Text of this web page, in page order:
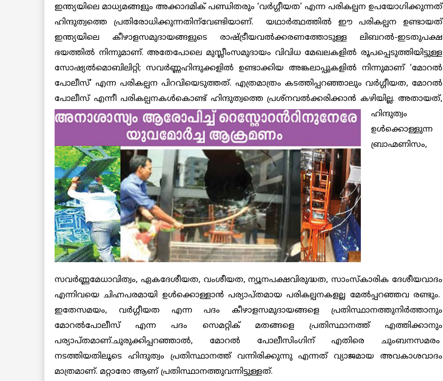
ഇന്ത്യയിലെ മാധ്യമങ്ങളും അക്കാദമിക് പണ്ഡിതരും ‘വര്‍ഗ്ഗീയത’ എന്ന പരികല്പന ഉപയോഗിക്കുന്നത്
ഹിന്ദുത്വത്തെ പ്രതിരോധിക്കുന്നതിന്‌വേണ്ടിയാണ്. യഥാര്‍ത്ഥത്തില്‍ ഈ പരികല്പന ഉണ്ടായത്
ഇന്ത്യയിലെ കീഴാളസമുദായങ്ങളുടെ രാഷ്ട്രീയവല്‍ക്കരണത്തോടുള്ള ലിബറല്‍-ഇടതുപക്ഷ
ഭയത്തില്‍ നിന്നുമാണ്. അതേപോലെ മുസ്ലീംസമുദായം വിവിധ മേഖലകളില്‍ രൂപപ്പെടുത്തിയിട്ടുള്ള
സോഷ്യല്‍മൊബിലിറ്റി; സവര്‍ണ്ണഹിന്ദുക്കളില്‍ ഉണ്ടാക്കിയ അങ്കലാപ്പുകളില്‍ നിന്നുമാണ് ‘മോറല്‍
പോലീസ്’ എന്ന പരികല്പന പിറവിയെടുത്തത്. എത്രമാത്രം കടത്തിപ്പറഞ്ഞാലും വര്‍ഗ്ഗീയത, മോറല്‍
പോലീസ് എന്നീ പരികല്പനകള്‍കൊണ്ട് ഹിന്ദുത്വത്തെ പ്രശ്‌നവല്‍ക്കരിക്കാന്‍ കഴിയില്ല. അതായത്,
ഹിന്ദുത്വം
ഉള്‍ക്കൊള്ളുന്ന
ബ്രാഹ്മണിസം,
സവര്‍ണ്ണമേധാവിത്വം, ഏകദേശീയത, വംശീയത, ന്യൂനപക്ഷവിരുദ്ധത, സാംസ്‌കാരിക ദേശീയവാദം
എന്നിവയെ ചിഹ്നപരമായി ഉള്‍ക്കൊള്ളാന്‍ പര്യാപ്തമായ പരികല്പനകളല്ല മേല്‍പ്പറഞ്ഞവ രണ്ടും.
ഇതേസമയം, വര്‍ഗ്ഗീയത എന്ന പദം കീഴാളസമുദായങ്ങളെ പ്രതിസ്ഥാനത്തുനിര്‍ത്താനും
മോറല്‍പോലീസ് എന്ന പദം സെമറ്റിക് മതങ്ങളെ പ്രതിസ്ഥാനത്ത് എത്തിക്കാനും
പര്യാപ്തമാണ്.ചുരുക്കിപ്പറഞ്ഞാല്‍, മോറല്‍ പോലീസിംഗിന് എതിരെ ചുംബനസമരം
നടത്തിയതിലൂടെ ഹിന്ദുത്വം പ്രതിസ്ഥാനത്ത് വന്നിരിക്കുന്നു എന്നത് വ്യാജമായ അവകാശവാദം
മാത്രമാണ്. മറ്റാരോ ആണ് പ്രതിസ്ഥാനത്തുവന്നിട്ടുള്ളത്.